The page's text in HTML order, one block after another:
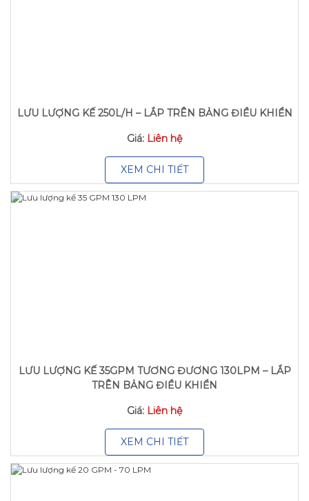
LƯU LƯỢNG KẾ 250L/H – LẮP TRÊN BẢNG ĐIỀU KHIỂN
Giá: Liên hệ
XEM CHI TIẾT
LƯU LƯỢNG KẾ 35GPM TƯƠNG ĐƯƠNG 130LPM – LẮP
TRÊN BẢNG ĐIỀU KHIỂN
Giá: Liên hệ
XEM CHI TIẾT